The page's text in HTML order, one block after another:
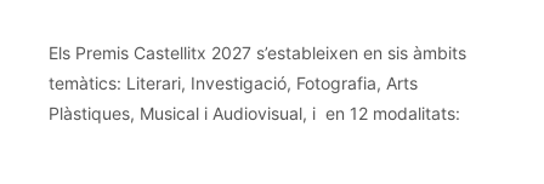
Els Premis Castellitx 2027 s’estableixen en sis àmbits
temàtics: Literari, Investigació, Fotografia, Arts
Plàstiques, Musical i Audiovisual, i en 12 modalitats: